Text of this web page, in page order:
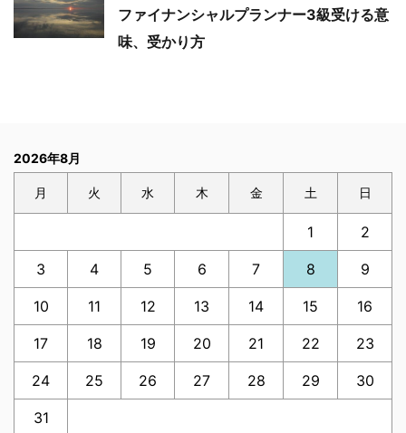
ファイナンシャルプランナー3級受ける意
味、受かり方
2026年8月
月 火 水 木 金 土 日
1 2
3 4 5 6 7 8 9
10 11 12 13 14 15 16
17 18 19 20 21 22 23
24 25 26 27 28 29 30
31